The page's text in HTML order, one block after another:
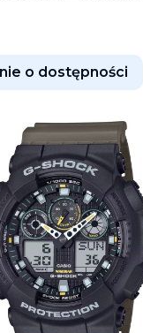
o dostępności